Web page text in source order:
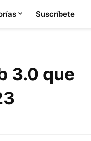
Suscríbete
3.0 que